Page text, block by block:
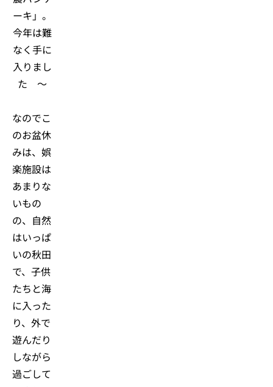
ーキ」。
今年は難
なく手に
入りまし
た ～
なのでこ
のお盆休
みは、娯
楽施設は
あまりな
いもの
の、自然
はいっぱ
いの秋田
で、子供
たちと海
に入った
り、外で
遊んだり
しながら
過ごして